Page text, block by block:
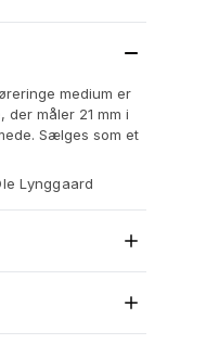
medium er
måler 21 mm i
Sælges som et
Lynggaard